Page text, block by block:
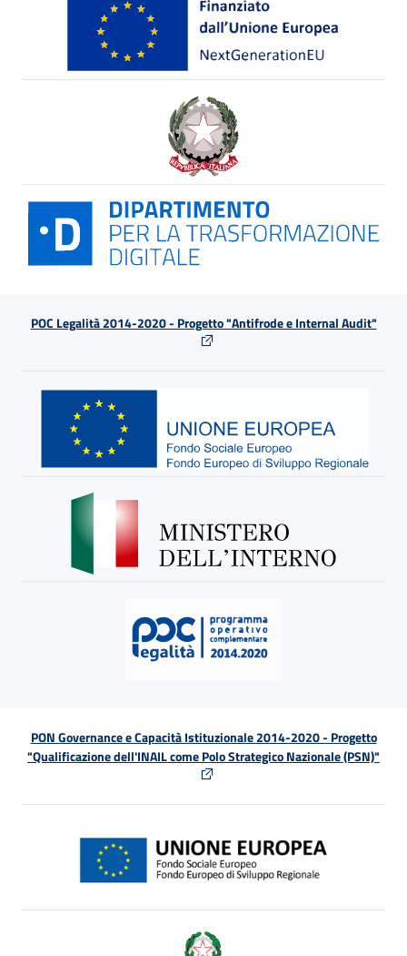
POC Legalità 2014-2020 - Progetto "Antifrode e Internal Audit"
PON Governance e Capacità Istituzionale 2014-2020 - Progetto
"Qualificazione dell'INAIL come Polo Strategico Nazionale (PSN)"